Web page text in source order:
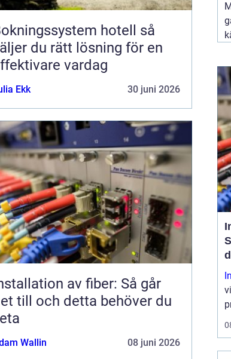
hotell så
du rätt lösning för en
vardag
Ekk 30 juni 2026
av fiber: Så går
till och detta behöver du
Wallin 08 juni 2026